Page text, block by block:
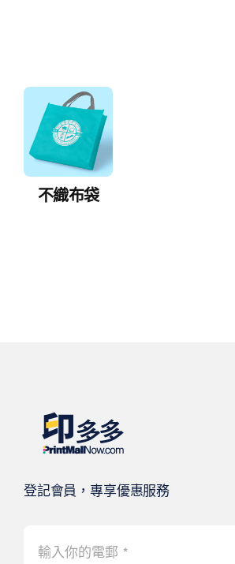
不織布袋
登記會員，專享優惠服務